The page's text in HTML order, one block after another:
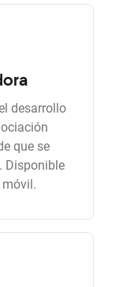
desarrollo
que se
Disponible